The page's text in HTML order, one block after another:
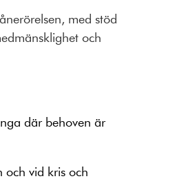
med stöd
och
där behoven är
och vid kris och